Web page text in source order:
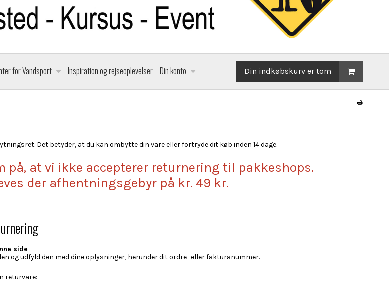
for Vandsport Inspiration og rejseoplevelser Din konto Din indkøbskurv er tom
Det betyder, at du kan ombytte din vare eller fortryde dit køb inden 14 dage.
på, at vi ikke accepterer returnering til pakkeshops.
der afhentningsgebyr på kr. 49 kr.
side
og udfyld den med dine oplysninger, herunder dit ordre- eller fakturanummer.
returvare: